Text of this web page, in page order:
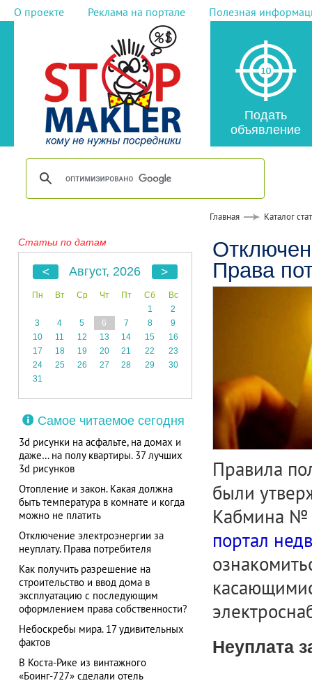
О проекте Реклама на портале Полезная
Подать
объявление
Главная Каталог
Статьи по датам
Август, 2026
Пн Вт Ср Чт Пт Сб
Вс
1
2
3
4 5 6 7 8
9
10
11 12 13 14 15
16
17
18 19 20 21 22
23
24
25 26 27 28 29
30
31
Самое читаемое сегодня
3d рисунки на асфальте, на домах и
даже… на полу квартиры. 37 лучших
3d рисунков
Отопление и закон. Какая должна
быть температура в комнате и когда
можно не платить
Отключение электроэнергии за
неуплату. Права потребителя
Как получить разрешение на
строительство и ввод дома в
эксплуатацию с последующим
оформлением права собственности?
Небоскребы мира. 17 удивительных
фактов
В Коста-Рике из винтажного
«Боинг-727» сделали отель
Права
Правила
были
Кабмина №
портал
Неуплата